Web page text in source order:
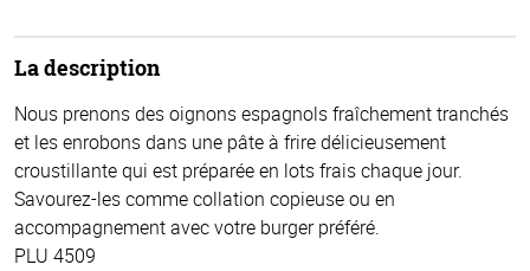
La description
Nous prenons des oignons espagnols fraîchement tranchés
et les enrobons dans une pâte à frire délicieusement
croustillante qui est préparée en lots frais chaque jour.
Savourez-les comme collation copieuse ou en
accompagnement avec votre burger préféré.
PLU 4509